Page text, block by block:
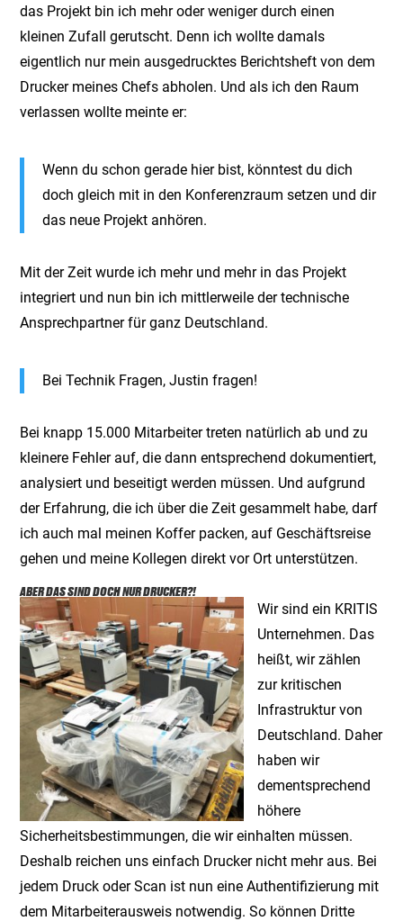
das Projekt bin ich mehr oder weniger durch einen
kleinen Zufall gerutscht. Denn ich wollte damals
eigentlich nur mein ausgedrucktes Berichtsheft von dem
Drucker meines Chefs abholen. Und als ich den Raum
verlassen wollte meinte er:
Wenn du schon gerade hier bist, könntest du dich
doch gleich mit in den Konferenzraum setzen und dir
das neue Projekt anhören.
Mit der Zeit wurde ich mehr und mehr in das Projekt
integriert und nun bin ich mittlerweile der technische
Ansprechpartner für ganz Deutschland.
Bei Technik Fragen, Justin fragen!
Bei knapp 15.000 Mitarbeiter treten natürlich ab und zu
kleinere Fehler auf, die dann entsprechend dokumentiert,
analysiert und beseitigt werden müssen. Und aufgrund
der Erfahrung, die ich über die Zeit gesammelt habe, darf
ich auch mal meinen Koffer packen, auf Geschäftsreise
gehen und meine Kollegen direkt vor Ort unterstützen.
ABER DAS SIND DOCH NUR DRUCKER?!
Wir sind ein KRITIS
Unternehmen. Das
heißt, wir zählen
zur kritischen
Infrastruktur von
Deutschland. Daher
haben wir
dementsprechend
höhere
Sicherheitsbestimmungen, die wir einhalten müssen.
Deshalb reichen uns einfach Drucker nicht mehr aus. Bei
jedem Druck oder Scan ist nun eine Authentifizierung mit
dem Mitarbeiterausweis notwendig. So können Dritte